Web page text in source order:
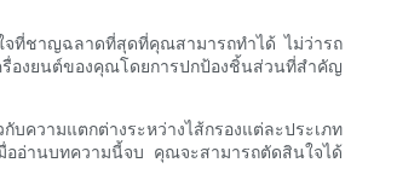
จที่ชาญฉลาดที่สุดที่คุณสามารถทำได้ ไม่ว่ารถ
องยนต์ของคุณโดยการปกป้องชิ้นส่วนที่สำคัญ
ความแตกต่างระหว่างไส้กรองแต่ละประเภท
ออ่านบทความนี้จบ คุณจะสามารถตัดสินใจได้